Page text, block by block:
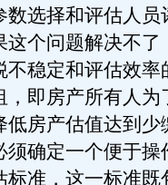
选择和评估人员
个问题解决不了
稳定和评估效率
即房产所有人为
房产估值达到少
确定一个便于操
准，这一标准既